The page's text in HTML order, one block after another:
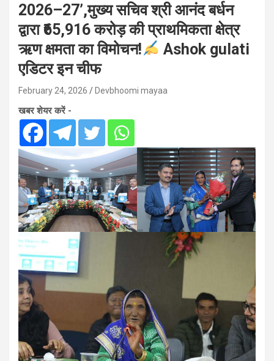
2026–27’,मुख्य सचिव श्री आनंद बर्धन
द्वारा ₹65,916 करोड़ की प्राथमिकता क्षेत्र
ऋण क्षमता का विमोचन!
Ashok gulati
एडिटर इन चीफ
February 24, 2026 Devbhoomi mayaa
खबर शेयर करें -